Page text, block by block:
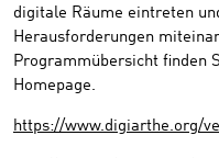
digitale Räume eintreten
Herausforderungen
Programmübersicht finden
Homepage.
https://www.digiarthe.org/